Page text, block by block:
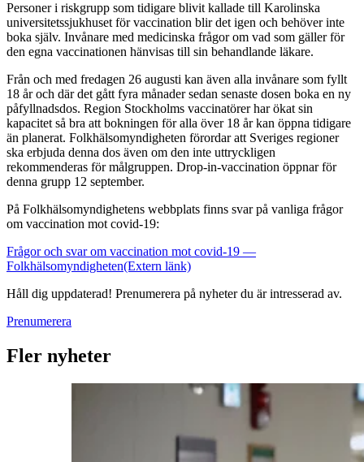
Personer i riskgrupp som tidigare blivit kallade till Karolinska
universitetssjukhuset för vaccination blir det igen och behöver inte
boka själv. Invånare med medicinska frågor om vad som gäller för
den egna vaccinationen hänvisas till sin behandlande läkare.
Från och med fredagen 26 augusti kan även alla invånare som fyllt
18 år och där det gått fyra månader sedan senaste dosen boka en ny
påfyllnadsdos. Region Stockholms vaccinatörer har ökat sin
kapacitet så bra att bokningen för alla över 18 år kan öppna tidigare
än planerat. Folkhälsomyndigheten förordar att Sveriges regioner
ska erbjuda denna dos även om den inte uttryckligen
rekommenderas för målgruppen. Drop-in-vaccination öppnar för
denna grupp 12 september.
På Folkhälsomyndighetens webbplats finns svar på vanliga frågor
om vaccination mot covid-19:
Frågor och svar om vaccination mot covid-19 —
Folkhälsomyndigheten(Extern länk)
Håll dig uppdaterad! Prenumerera på nyheter du är intresserad av.
Prenumerera
Fler nyheter